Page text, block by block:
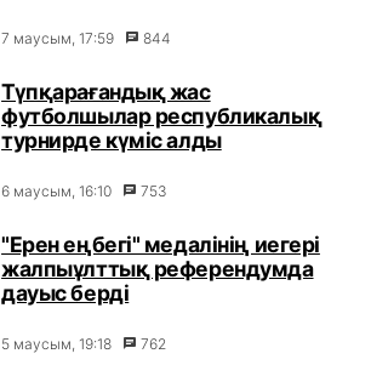
7 маусым, 17:59 844
Түпқарағандық жас
футболшылар республикалық
турнирде күміс алды
6 маусым, 16:10 753
"Ерен еңбегі" медалінің иегері
жалпыұлттық референдумда
дауыс берді
5 маусым, 19:18 762